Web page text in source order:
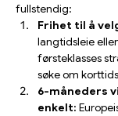
fullstendig:
Frihet til å
langtidsleie
førsteklasses
søke om
6-måneders
enkelt: